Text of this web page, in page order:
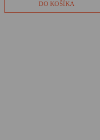
DO KOŠÍKA